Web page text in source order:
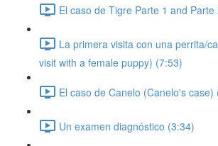
El caso de Tigre Parte 1 and
La primera visita con una perrita/
visit with a female puppy) (7:53)
El caso de Canelo (Canelo's case)
Un examen diagnóstico (3:34)